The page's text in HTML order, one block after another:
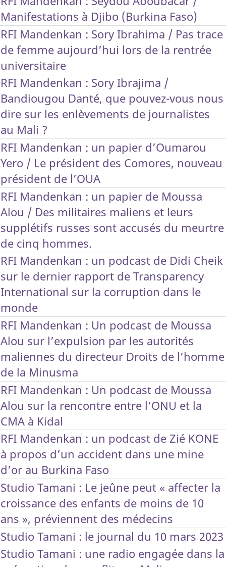
Manifestations à Djibo (Burkina Faso)
RFI Mandenkan : Sory Ibrahima / Pas trace
de femme aujourd’hui lors de la rentrée
universitaire
RFI Mandenkan : Sory Ibrajima /
Bandiougou Danté, que pouvez-vous nous
dire sur les enlèvements de journalistes
au Mali ?
RFI Mandenkan : un papier d’Oumarou
Yero / Le président des Comores, nouveau
président de l’OUA
RFI Mandenkan : un papier de Moussa
Alou / Des militaires maliens et leurs
supplétifs russes sont accusés du meurtre
de cinq hommes.
RFI Mandenkan : un podcast de Didi Cheik
sur le dernier rapport de Transparency
International sur la corruption dans le
monde
RFI Mandenkan : Un podcast de Moussa
Alou sur l’expulsion par les autorités
maliennes du directeur Droits de l’homme
de la Minusma
RFI Mandenkan : Un podcast de Moussa
Alou sur la rencontre entre l’ONU et la
CMA à Kidal
RFI Mandenkan : un podcast de Zié KONE
à propos d’un accident dans une mine
d’or au Burkina Faso
Studio Tamani : Le jeûne peut « affecter la
croissance des enfants de moins de 10
ans », préviennent des médecins
Studio Tamani : le journal du 10 mars 2023
Studio Tamani : une radio engagée dans la